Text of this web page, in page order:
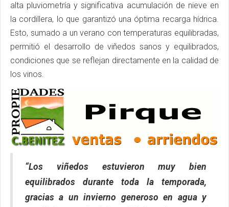
alta pluviometría y significativa acumulación de nieve en
la cordillera, lo que garantizó una óptima recarga hídrica.
Esto, sumado a un verano con temperaturas equilibradas,
permitió el desarrollo de viñedos sanos y equilibrados,
condiciones que se reflejan directamente en la calidad de
los vinos.
“Los viñedos estuvieron muy bien
equilibrados durante toda la temporada,
gracias a un invierno generoso en agua y